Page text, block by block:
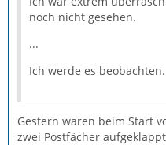
noch nicht gesehen.
...
Ich werde es beobachten.
Gestern waren beim Start
zwei Postfächer